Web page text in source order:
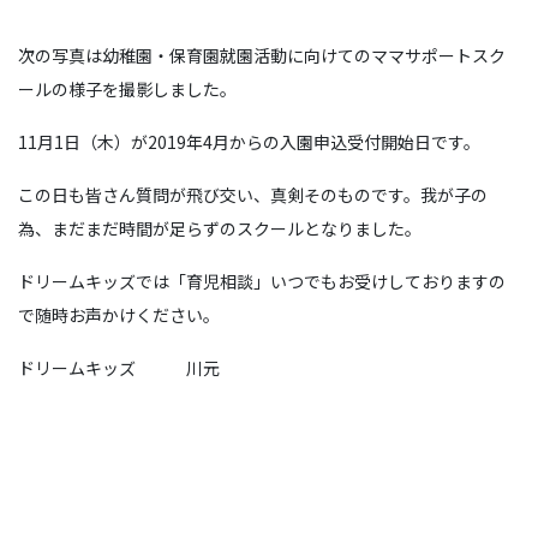
次の写真は幼稚園・保育園就園活動に向けてのママサポートスク
ールの様子を撮影しました。
11月1日（木）が2019年4月からの入園申込受付開始日です。
この日も皆さん質問が飛び交い、真剣そのものです。我が子の
為、まだまだ時間が足らずのスクールとなりました。
ドリームキッズでは「育児相談」いつでもお受けしておりますの
で随時お声かけください。
ドリームキッズ 川元